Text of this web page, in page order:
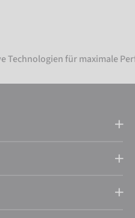
für maximale Performance